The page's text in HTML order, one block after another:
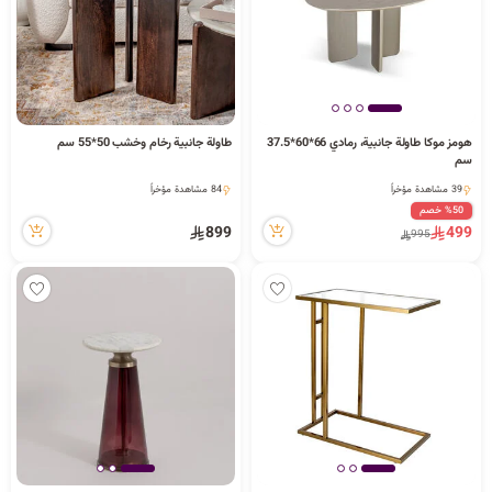
هومز موكا طاولة جانبية، رمادي 66*60*37.5
سم
1 كمية متوفرة
39 مشاهدة مؤخراً
1 كمية متوفرة
39 مشاهدة مؤخراً
%50 خصم
499
995
طاولة جانبية رخام وخشب 50*55 سم
84 مشاهدة مؤخراً
84 مشاهدة مؤخراً
899